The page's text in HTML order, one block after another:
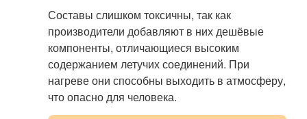
Составы слишком токсичны, так как
производители добавляют в них дешёвые
компоненты, отличающиеся высоким
содержанием летучих соединений. При
нагреве они способны выходить в атмосферу,
что опасно для человека.